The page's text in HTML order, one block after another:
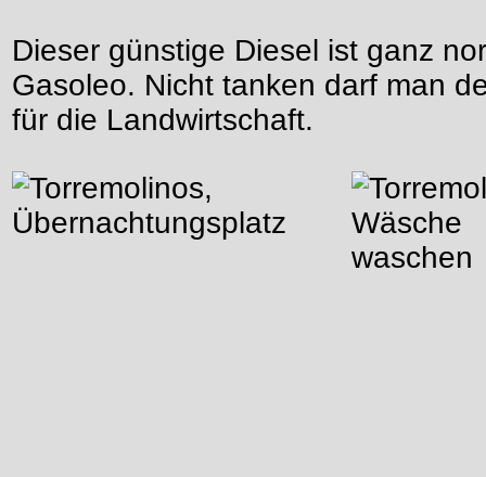
Dieser günstige Diesel ist ganz
Gasoleo. Nicht tanken darf man
für die Landwirtschaft.